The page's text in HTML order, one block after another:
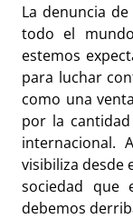
La denuncia
todo el
estemos
para luchar
como una
por la
internacional.
visibiliza desde
sociedad que
debemos